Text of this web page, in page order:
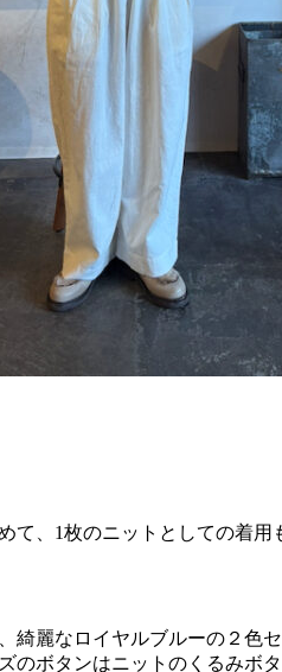
て、1枚のニットとしての着用
綺麗なロイヤルブルーの２色セ
のボタンはニットのくるみボ